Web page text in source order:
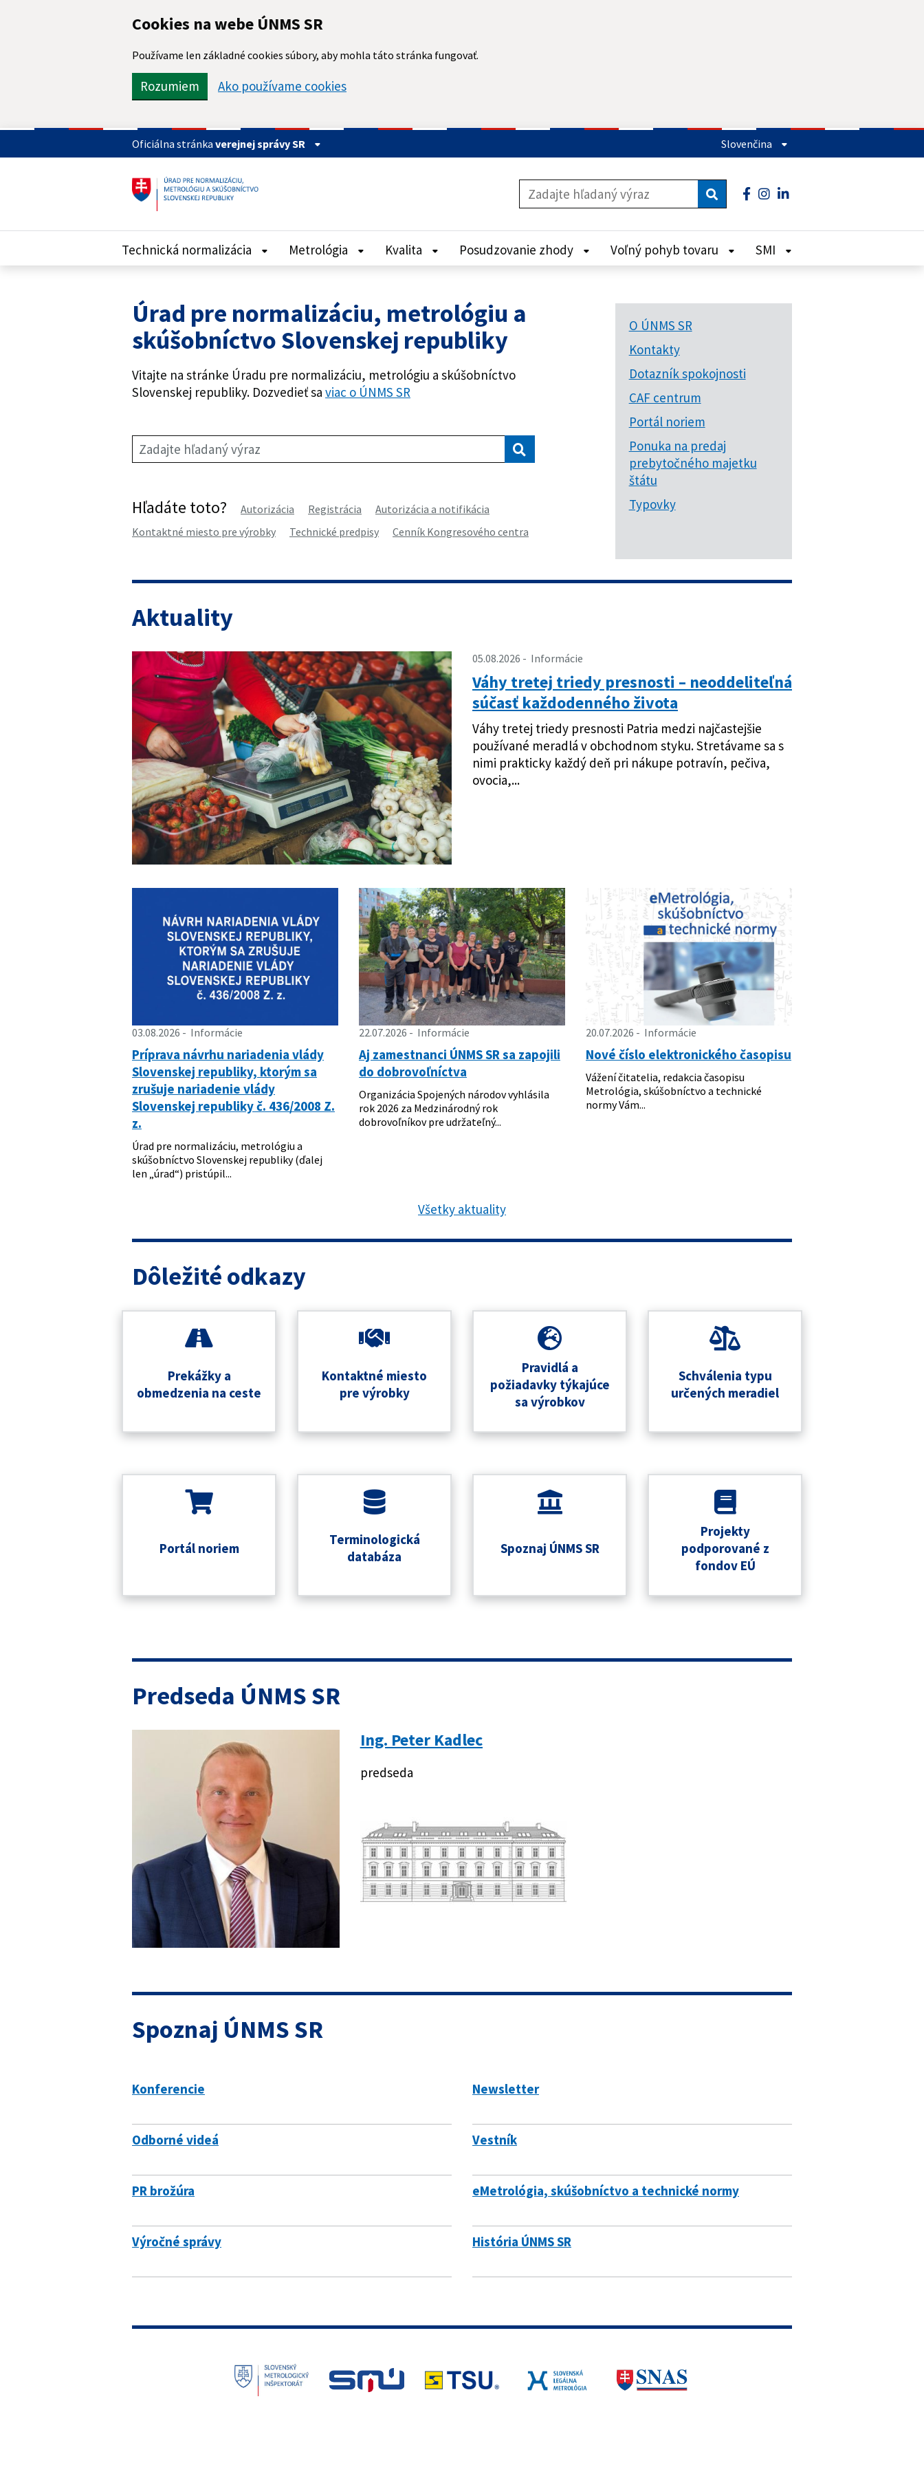
Cookies na webe ÚNMS SR
Používame len základné cookies súbory, aby mohla táto stránka fungovať.
Rozumiem Ako používame cookies
Oficiálna stránka verejnej správy SR Slovenčina
VyhľadaťFacebook
Instagram
LinkedIn
Technická normalizácia Metrológia Kvalita Posudzovanie zhody Voľný pohyb tovaru SMI
Úrad pre normalizáciu, metrológiu a
skúšobníctvo Slovenskej republiky
Vitajte na stránke Úradu pre normalizáciu, metrológiu a skúšobníctvo
Slovenskej republiky. Dozvedieť sa viac o ÚNMS SR
Zadajte hľadaný výraz
Vyhľadávanie
Hľadáte toto? Autorizácia Registrácia
Autorizácia a notifikácia
Kontaktné miesto pre výrobky
Technické predpisy Cenník Kongresového centra
O ÚNMS SR
Kontakty
Dotazník spokojnosti
CAF centrum
Portál noriem
Ponuka na predaj
prebytočného majetku
štátu
Typovky
Aktuality
05.08.2026 Informácie
Váhy tretej triedy presnosti – neoddeliteľná
súčasť každodenného života
Váhy tretej triedy presnosti Patria medzi najčastejšie
používané meradlá v obchodnom styku. Stretávame sa s
nimi prakticky každý deň pri nákupe potravín, pečiva,
ovocia,...
03.08.2026 Informácie
Príprava návrhu nariadenia vlády
Slovenskej republiky, ktorým sa
zrušuje nariadenie vlády
Slovenskej republiky č. 436/2008 Z.
z.
Úrad pre normalizáciu, metrológiu a
skúšobníctvo Slovenskej republiky (ďalej
len „úrad“) pristúpil...
22.07.2026 Informácie
Aj zamestnanci ÚNMS SR sa zapojili
do dobrovoľníctva
Organizácia Spojených národov vyhlásila
rok 2026 za Medzinárodný rok
dobrovoľníkov pre udržateľný...
20.07.2026 Informácie
Nové číslo elektronického časopisu
Vážení čitatelia, redakcia časopisu
Metrológia, skúšobníctvo a technické
normy Vám...
Všetky aktuality
Dôležité odkazy
Prekážky a
obmedzenia na ceste
Kontaktné miesto
pre výrobky
Pravidlá a
požiadavky týkajúce
sa výrobkov
Schválenia typu
určených meradiel
Portál noriem
Terminologická
databáza
Spoznaj ÚNMS SR
Projekty
podporované z
fondov EÚ
Predseda ÚNMS SR
Ing. Peter Kadlec
predseda
Spoznaj ÚNMS SR
Konferencie
Odborné videá
PR brožúra
Výročné správy
Newsletter
Vestník
eMetrológia, skúšobníctvo a technické normy
História ÚNMS SR